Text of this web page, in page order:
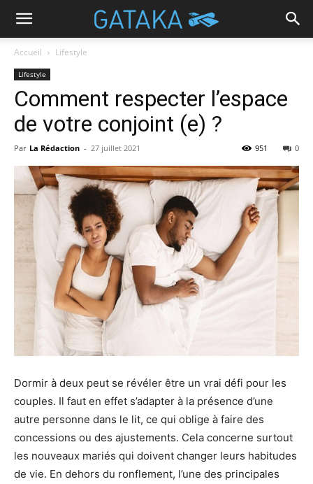
Accueil Lifestyle
Lifestyle
Comment respecter l’espace
de votre conjoint (e) ?
Par La Rédaction - 27 juillet 2021 0
951
Dormir à deux peut se révéler être un vrai défi pour les
couples. Il faut en effet s’adapter à la présence d’une
autre personne dans le lit, ce qui oblige à faire des
concessions ou des ajustements. Cela concerne surtout
les nouveaux mariés qui doivent changer leurs habitudes
de vie. En dehors du ronflement, l’une des principales